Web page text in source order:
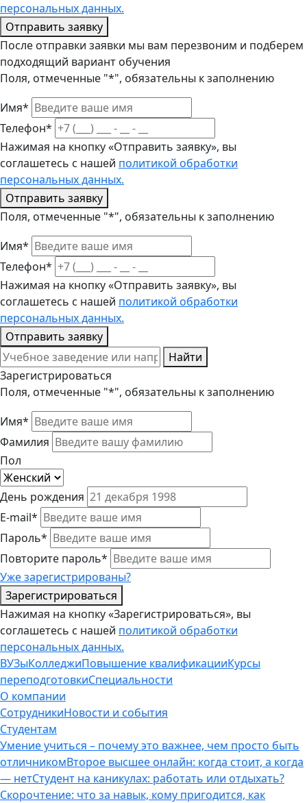
персональных данных.
Отправить заявку
После отправки заявки мы вам перезвоним и подберем
подходящий вариант обучения
Поля, отмеченные "*", обязательны к заполнению
Имя*
Телефон*
Нажимая на кнопку «Отправить заявку», вы
соглашетесь с нашей политикой обработки
персональных данных.
Отправить заявку
Поля, отмеченные "*", обязательны к заполнению
Имя*
Телефон*
Нажимая на кнопку «Отправить заявку», вы
соглашетесь с нашей политикой обработки
персональных данных.
Отправить заявку
Найти
Зарегистрироваться
Поля, отмеченные "*", обязательны к заполнению
Имя*
Фамилия
Пол
День рождения
E-mail*
Пароль*
Повторите пароль*
Уже зарегистрированы?
Зарегистрироваться
Нажимая на кнопку «Зарегистрироваться», вы
соглашетесь с нашей политикой обработки
персональных данных.
ВУЗыКолледжиПовышение квалификацииКурсы
переподготовкиСпециальности
О компании
СотрудникиНовости и события
Студентам
Умение учиться – почему это важнее, чем просто быть
отличникомВторое высшее онлайн: когда стоит, а когда
— нетСтудент на каникулах: работать или отдыхать?
Скорочтение: что за навык, кому пригодится, как